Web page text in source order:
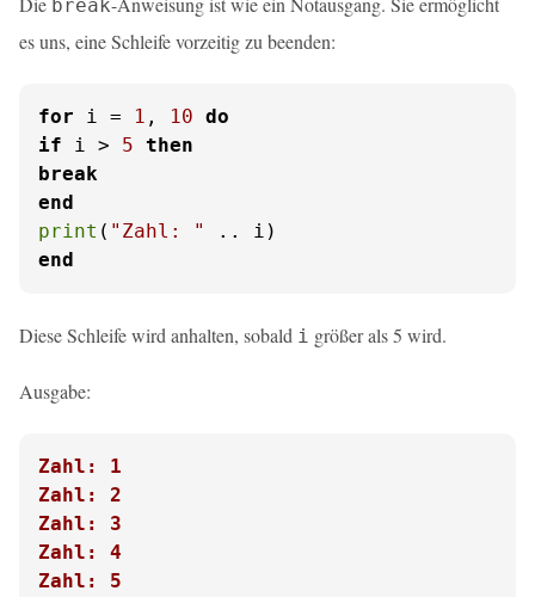
break
es uns, eine Schleife vorzeitig zu beenden:
for i = 1 , 10 do
if i > 5 then
break
end
print ( "Zahl: "
end
Diese Schleife wird anhalten, sobald i größer als 5 wird.
Ausgabe:
Zahl: 1
Zahl: 2
Zahl: 3
Zahl: 4
Zahl: 5